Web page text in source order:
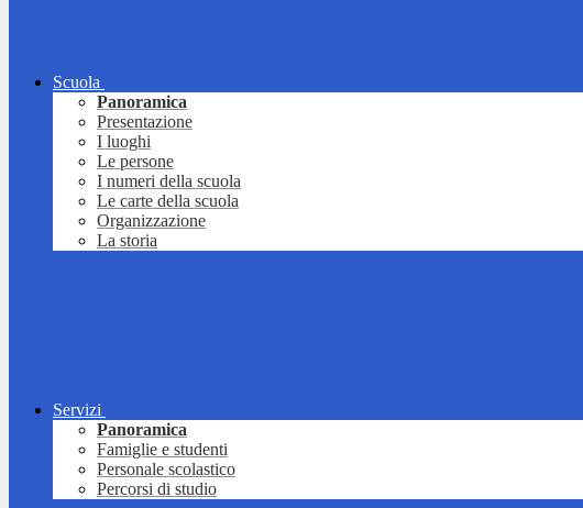
Scuola
Panoramica
Presentazione
I luoghi
Le persone
I numeri della scuola
Le carte della scuola
Organizzazione
La storia
Servizi
Panoramica
Famiglie e studenti
Personale scolastico
Percorsi di studio